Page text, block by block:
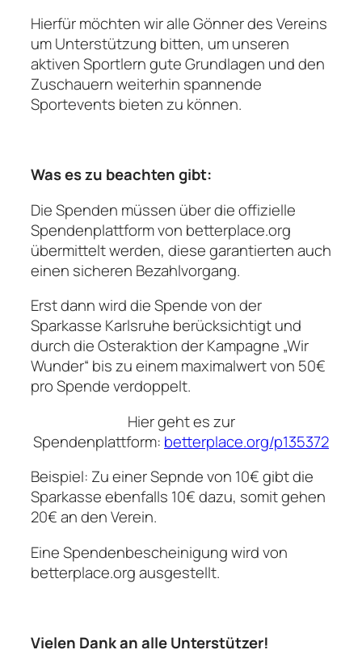
Hierfür möchten wir alle Gönner des Vereins
um Unterstützung bitten, um unseren
aktiven Sportlern gute Grundlagen und den
Zuschauern weiterhin spannende
Sportevents bieten zu können.
Was es zu beachten gibt:
Die Spenden müssen über die offizielle
Spendenplattform von betterplace.org
übermittelt werden, diese garantierten auch
einen sicheren Bezahlvorgang.
Erst dann wird die Spende von der
Sparkasse Karlsruhe berücksichtigt und
durch die Osteraktion der Kampagne „Wir
Wunder“ bis zu einem maximalwert von 50€
pro Spende verdoppelt.
Hier geht es zur
Spendenplattform: betterplace.org/p135372
Beispiel: Zu einer Sepnde von 10€ gibt die
Sparkasse ebenfalls 10€ dazu, somit gehen
20€ an den Verein.
Eine Spendenbescheinigung wird von
betterplace.org ausgestellt.
Vielen Dank an alle Unterstützer!